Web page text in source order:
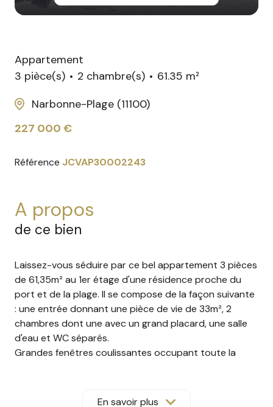
Appartement
3 pièce(s)
2 chambre(s)
61.35 m²
Narbonne-Plage (11100)
227 000 €
Référence JCVAP30002243
a propos
de ce bien
Laissez-vous séduire par ce bel appartement 3 pièces
de 61,35m² au 1er étage d'une résidence proche du
port et de la plage. Il se compose de la façon suivante
: une entrée donnant une pièce de vie de 33m², 2
chambres dont une avec un grand placard, une salle
d'eau et WC séparés.
Grandes fenêtres coulissantes occupant toute la
pour une vue imprenable sur le port et la mer.
En savoir plus